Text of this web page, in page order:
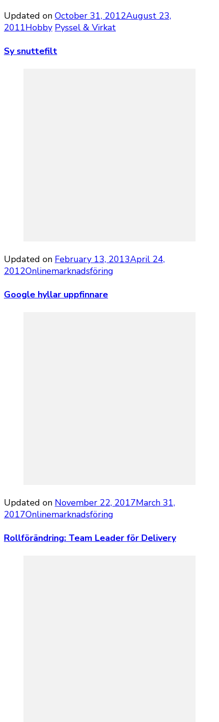
Updated on October 31, 2012August 23,
2011Hobby Pyssel & Virkat
Sy snuttefilt
Updated on February 13, 2013April 24,
2012Onlinemarknadsföring
Google hyllar uppfinnare
Updated on November 22, 2017March 31,
2017Onlinemarknadsföring
Rollförändring: Team Leader för Delivery